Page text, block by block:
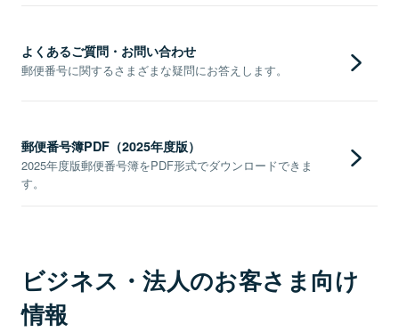
よくあるご質問・お問い合わせ
郵便番号に関するさまざまな疑問にお答えします。
郵便番号簿PDF（2025年度版）
2025年度版郵便番号簿をPDF形式でダウンロードできま
す。
ビジネス・法人のお客さま向け
情報